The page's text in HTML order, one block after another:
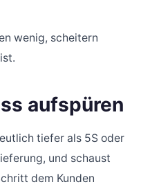
wenig, scheitern
aufspüren
tiefer als 5S oder
und schaust
dem Kunden